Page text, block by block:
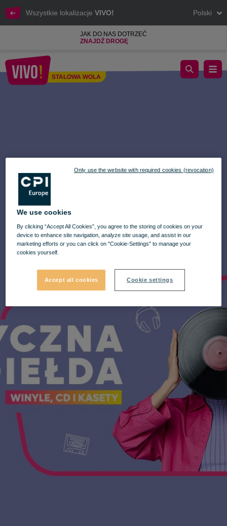
Wszystkie lokalizacje VIVO! Polski
JAK DO NAS DOTRZEĆ
ZNAJDŹ DROGĘ
STALOWA WOLA
Giełda Winylowa w VIVO! Stalowa Wola
We use cookies
By clicking “Accept All Cookies”, you agree to the storing of cookies on your
device to enhance site navigation, analyze site usage, and assist in our
marketing efforts or you can click on "Cookie-Settings" to manage your
cookies yourself.
Accept all cookies Cookie settings
Only use the website with required cookies (revocation)